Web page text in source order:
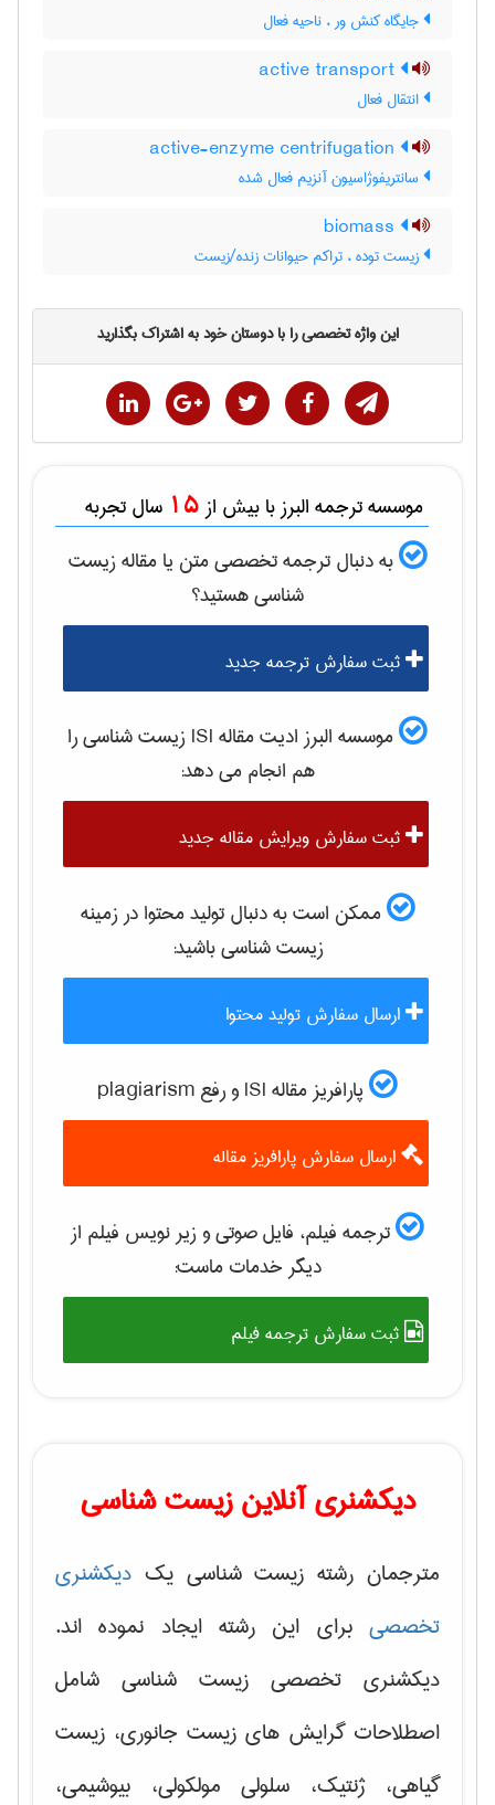
جایگاه کنش ور ، ناحیه فعال
انتقال فعال
سانتریفوژاسیون آنزیم فعال شده
زیست توده ، تراکم حیوانات زنده/زیست
این واژه تخصصی را با دوستان خود به اشتراک بگذارید
موسسه ترجمه البرز با بیش از 15 سال تجربه
به دنبال ترجمه تخصصی متن یا مقالهزيست
شناسیهستید؟
ثبت سفارش ترجمه جدید
موسسه البرز ادیت مقاله ISI زيست شناسیرا
هم انجام می دهد:
ثبت سفارش ویرایش مقاله جدید
ممکن است به دنبال تولید محتوا در زمینه
زيست شناسیباشید:
ارسال سفارش تولید محتوا
پارافریز مقاله ISI و رفع plagiarism
ارسال سفارش پارافریز مقاله
ترجمه فیلم، فایل صوتی و زیر نویس فیلم از
دیگر خدمات ماست:
ثبت سفارش ترجمه فیلم
دیکشنری آنلاین زیست شناسی
مترجمان رشته زیست شناسی یک دیکشنری
تخصصی برای این رشته ایجاد نموده اند.
دیکشنری تخصصی زیست شناسی شامل
اصطلاحات گرایش های زیست جانوری، زیست
گیاهی، ژنتیک، سلولی مولکولی، بیوشیمی،